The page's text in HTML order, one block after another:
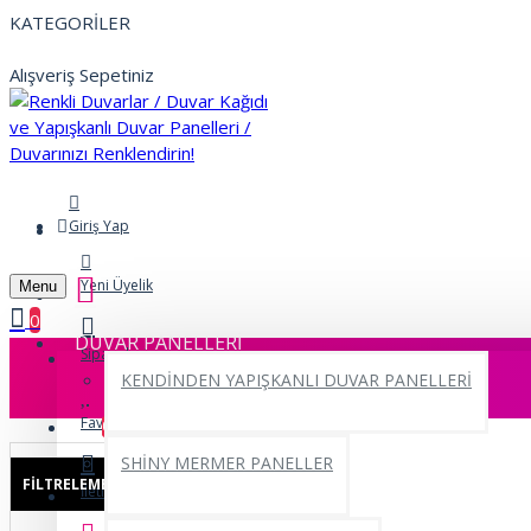
KATEGORİLER
Alışveriş Sepetiniz
Giriş Yap
Yeni Üyelik
Siparişlerim
Favorilerim
0
İletişim
DUVAR PANELLERİ
KENDİNDEN YAPIŞKANLI DUVAR PANELLERİ
SHİNY MERMER PANELLER
Menu
0
FILTRELEME